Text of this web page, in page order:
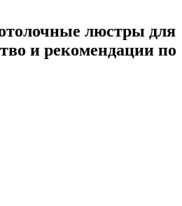
люстры для
и рекомендации по